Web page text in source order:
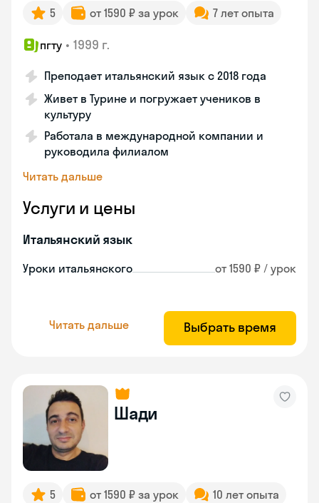
5 от 1590 ₽ за урок 7 лет опыта
пгту • 1999 г.
Преподает итальянский язык с 2018 года
Живет в Турине и погружает учеников в
культуру
Работала в международной компании и
руководила филиалом
Читать дальше
Услуги и цены
Итальянский язык
Уроки итальянского от 1590 ₽ / урок
Читать дальше Выбрать время
Шади
5 от 1590 ₽ за урок 10 лет опыта